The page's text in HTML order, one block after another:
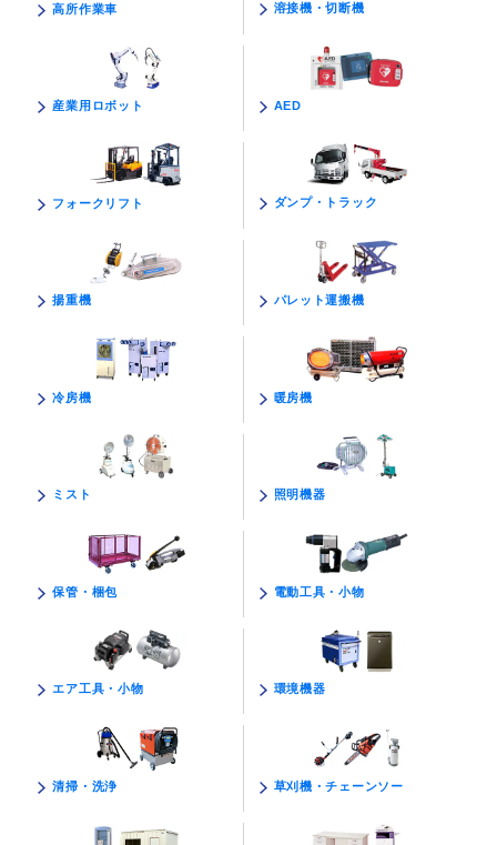
高所作業車 溶接機・切断機
産業用ロボット AED
フォークリフト ダンプ・トラック
揚重機 パレット運搬機
冷房機 暖房機
ミスト 照明機器
保管・梱包 電動工具・小物
エア工具・小物 環境機器
清掃・洗浄 草刈機・チェーンソー